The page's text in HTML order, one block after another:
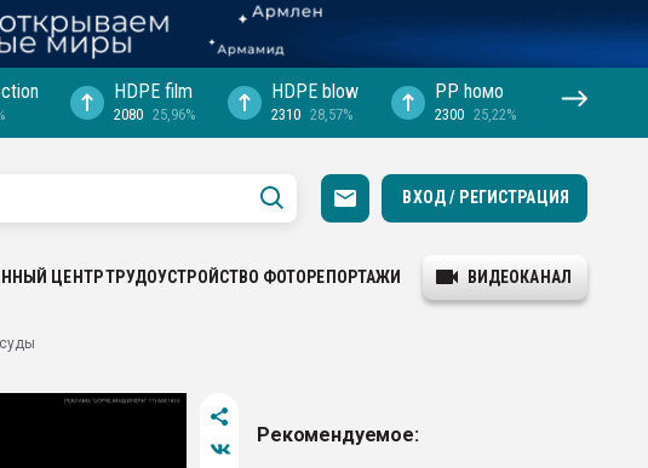
HDPE film
2080 25,96%
HDPE blow
2310 28,57%
PP hомо
2300 25,22%
ВХОД / РЕГИСТРАЦИЯ
ЦЕНТРТРУДОУСТРОЙСТВО ФОТОРЕПОРТАЖИ ВИДЕОКАНАЛ
Рекомендуемое: